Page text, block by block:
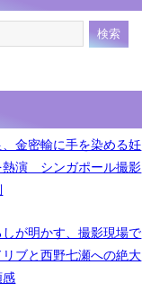
金密輸に手を染める妊
熱演 シンガポール撮影
が明かす、撮影現場で
ブと西野七瀬への絶大
感